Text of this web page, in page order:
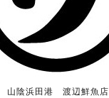
山陰浜田港 渡辺鮮魚店